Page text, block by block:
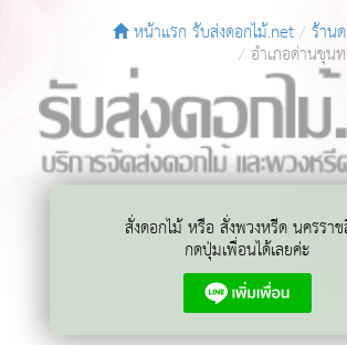
หน้าแรก รับส่งดอกไม้.net ร้าน
อำเภอด่านขุน
สั่งดอกไม้ หรือ สั่งพวงหรีด นครรา
กดปุ่มเพื่อนได้เลยค่ะ